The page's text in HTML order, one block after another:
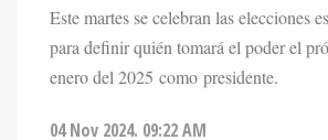
Este martes se celebran las elecciones
para definir quién tomará el poder el
enero del 2025 como presidente.
04 Nov 2024. 09:22 AM